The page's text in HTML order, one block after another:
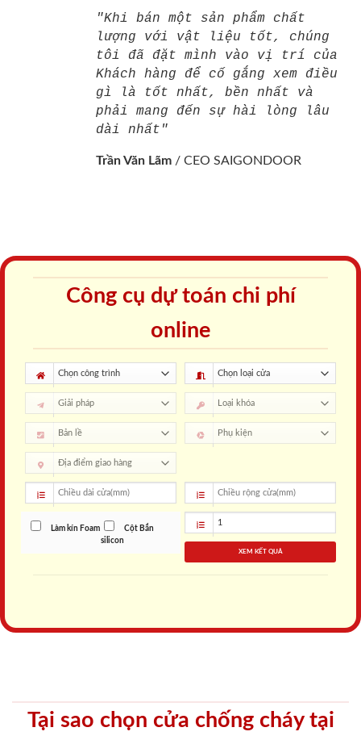
"Khi bán một sản phẩm chất
lượng với vật liệu tốt, chúng
tôi đã đặt mình vào vị trí của
Khách hàng để cố gắng xem điều
gì là tốt nhất, bền nhất và
phải mang đến sự hài lòng lâu
dài nhất"
Trần Văn Lãm / CEO SAIGONDOOR
Công cụ dự toán chi phí
online
Làm kín Foam
Cột Bắn
silicon
XEM KẾT QUẢ
Tại sao chọn cửa chống cháy tại